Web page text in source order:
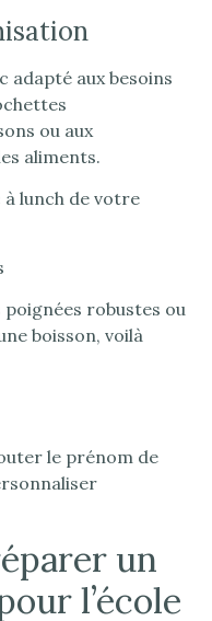
adapté aux besoins
ou aux
aliments.
lunch de votre
robustes ou
boisson, voilà
le prénom de
un
l’école